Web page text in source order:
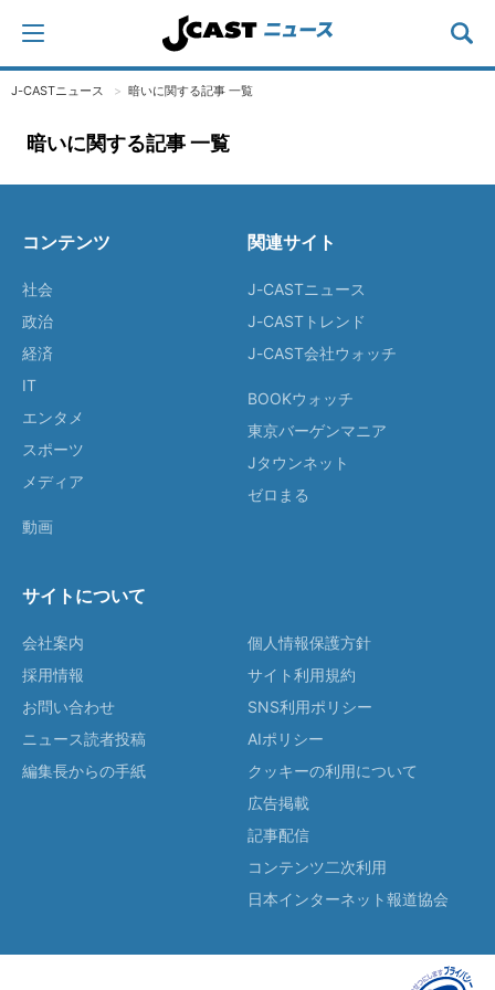
J-CASTニュース 暗いに関する記事 一覧
暗いに関する記事 一覧
コンテンツ
社会
政治
経済
IT
エンタメ
スポーツ
メディア
動画
関連サイト
J-CASTニュース
J-CASTトレンド
J-CAST会社ウォッチ
BOOKウォッチ
東京バーゲンマニア
Jタウンネット
ゼロまる
サイトについて
会社案内
採用情報
お問い合わせ
ニュース読者投稿
編集長からの手紙
個人情報保護方針
サイト利用規約
SNS利用ポリシー
AIポリシー
クッキーの利用について
広告掲載
記事配信
コンテンツ二次利用
日本インターネット報道協会